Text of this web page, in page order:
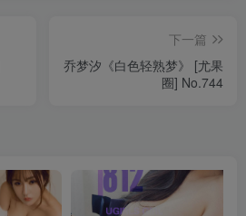
下一篇
乔梦汐《白色轻熟梦》 [尤果
圈] No.744